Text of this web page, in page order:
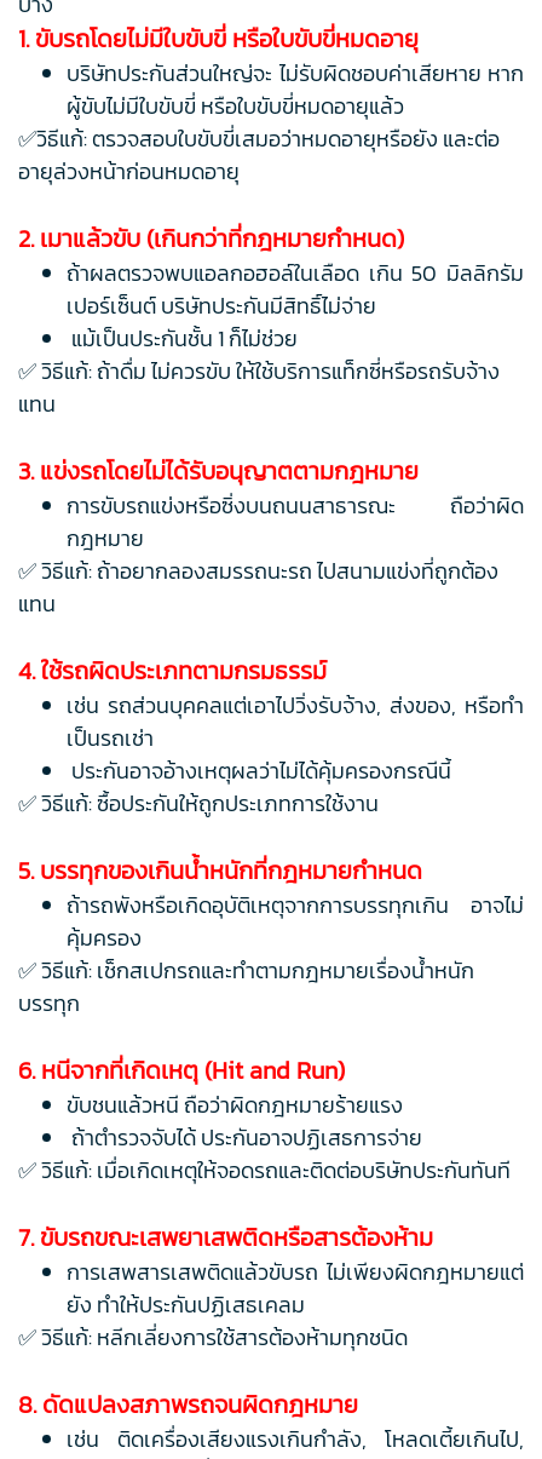
1. ขับรถโดยไม่มีใบขับขี่ หรือใบขับขี่หมดอายุ
บริษัทประกันส่วนใหญ่จะ ไม่รับผิดชอบค่าเสียหาย หาก
ผู้ขับไม่มีใบขับขี่ หรือใบขับขี่หมดอายุแล้ว
✅วิธีแก้: ตรวจสอบใบขับขี่เสมอว่าหมดอายุหรือยัง และต่อ
อายุล่วงหน้าก่อนหมดอายุ
2. เมาแล้วขับ (เกินกว่าที่กฎหมายกำหนด)
ถ้าผลตรวจพบแอลกอฮอล์ในเลือด เกิน 50 มิลลิกรัม
เปอร์เซ็นต์ บริษัทประกันมีสิทธิ์ไม่จ่าย
แม้เป็นประกันชั้น 1 ก็ไม่ช่วย
✅ วิธีแก้: ถ้าดื่ม ไม่ควรขับ ให้ใช้บริการแท็กซี่หรือรถรับจ้าง
แทน
3. แข่งรถโดยไม่ได้รับอนุญาตตามกฎหมาย
การขับรถแข่งหรือซิ่งบนถนนสาธารณะ ถือว่าผิด
กฎหมาย
✅ วิธีแก้: ถ้าอยากลองสมรรถนะรถ ไปสนามแข่งที่ถูกต้อง
แทน
4. ใช้รถผิดประเภทตามกรมธรรม์
เช่น รถส่วนบุคคลแต่เอาไปวิ่งรับจ้าง, ส่งของ, หรือทำ
เป็นรถเช่า
ประกันอาจอ้างเหตุผลว่าไม่ได้คุ้มครองกรณีนี้
✅ วิธีแก้: ซื้อประกันให้ถูกประเภทการใช้งาน
5. บรรทุกของเกินน้ำหนักที่กฎหมายกำหนด
ถ้ารถพังหรือเกิดอุบัติเหตุจากการบรรทุกเกิน อาจไม่
คุ้มครอง
✅ วิธีแก้: เช็กสเปกรถและทำตามกฎหมายเรื่องน้ำหนัก
บรรทุก
6. หนีจากที่เกิดเหตุ (Hit and Run)
ขับชนแล้วหนี ถือว่าผิดกฎหมายร้ายแรง
ถ้าตำรวจจับได้ ประกันอาจปฏิเสธการจ่าย
✅ วิธีแก้: เมื่อเกิดเหตุให้จอดรถและติดต่อบริษัทประกันทันที
7. ขับรถขณะเสพยาเสพติดหรือสารต้องห้าม
การเสพสารเสพติดแล้วขับรถ ไม่เพียงผิดกฎหมายแต่
ยัง ทำให้ประกันปฏิเสธเคลม
✅ วิธีแก้: หลีกเลี่ยงการใช้สารต้องห้ามทุกชนิด
8. ดัดแปลงสภาพรถจนผิดกฎหมาย
เช่น ติดเครื่องเสียงแรงเกินกำลัง, โหลดเตี้ยเกินไป,